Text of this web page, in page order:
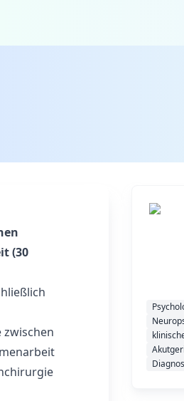
(30
zwischen